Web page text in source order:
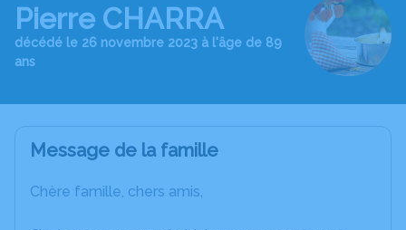
Pierre CHARRA
décédé le 26 novembre 2023 à l'âge de 89
ans
Message de la famille
Chère famille, chers amis,